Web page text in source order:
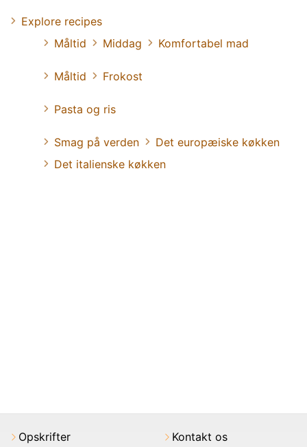
Explore recipes
Måltid
Middag Komfortabel mad
Måltid Frokost
Pasta og ris
Smag på verden
Det europæiske køkken
Det italienske køkken
Opskrifter Kontakt os